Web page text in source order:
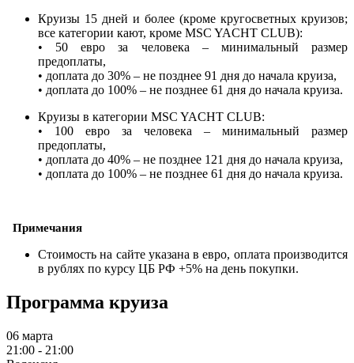
Круизы 15 дней и более (кроме кругосветных круизов;
все категории кают, кроме MSC YACHT CLUB):
• 50 евро за человека – минимальный размер
предоплаты,
• доплата до 30% – не позднее 91 дня до начала круиза,
• доплата до 100% – не позднее 61 дня до начала круиза.
Круизы в категории MSC YACHT CLUB:
• 100 евро за человека – минимальный размер
предоплаты,
• доплата до 40% – не позднее 121 дня до начала круиза,
• доплата до 100% – не позднее 61 дня до начала круиза.
Примечания
Стоимость на сайте указана в евро, оплата производится
в рублях по курсу ЦБ РФ +5% на день покупки.
Программа круиза
06 марта
21:00 - 21:00